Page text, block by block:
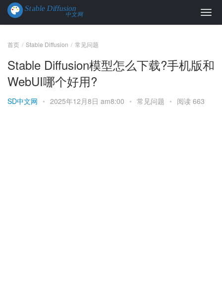
首页 Stable Diffusion 常见问题
Stable Diffusion模型怎么下载?手机版和
WebUI哪个好用?
SD中文网 • 2025年12月8日 am8:00 • 常见问题 • 阅读 663